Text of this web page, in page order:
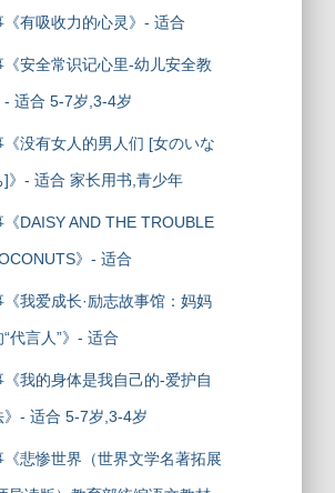
《有吸收力的心灵》- 适合
《安全常识记心里-幼儿安全教
- 适合 5-7岁,3-4岁
《没有女人的男人们 [女のいな
]》- 适合 家长用书,青少年
DAISY AND THE TROUBLE
》- 适合
我爱成长·励志故事馆：妈妈
代言人”》- 适合
《我的身体是我自己的-爱护自
》- 适合 5-7岁,3-4岁
《悲惨世界（世界文学名著拓展